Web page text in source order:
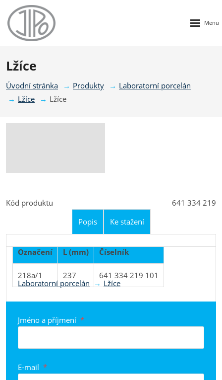
Lžíce
Úvodní stránka Produkty
Laboratorní porcelán
Lžíce
Lžíce
Kód produktu
641 334 219
Popis
Označení L (mm) Číselník
218a/1 237 641 334 219 101
Ke stažení
Produkt je zařazen do kategorií
Laboratorní porcelán Lžíce
Jméno a příjmení *
E-mail *